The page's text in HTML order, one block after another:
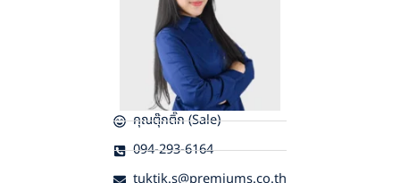
คุณตุ๊กติ๊ก (Sale)
094-293-6164